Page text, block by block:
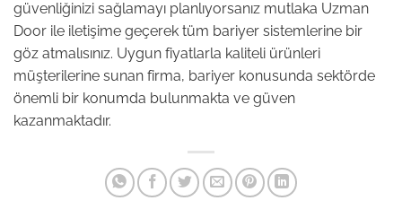
güvenliğinizi sağlamayı planlıyorsanız mutlaka Uzman
Door ile iletişime geçerek tüm bariyer sistemlerine bir
göz atmalısınız. Uygun fiyatlarla kaliteli ürünleri
müşterilerine sunan firma, bariyer konusunda sektörde
önemli bir konumda bulunmakta ve güven
kazanmaktadır.